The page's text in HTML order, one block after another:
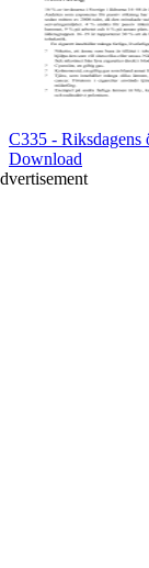
C335 - Riksdagens
Download